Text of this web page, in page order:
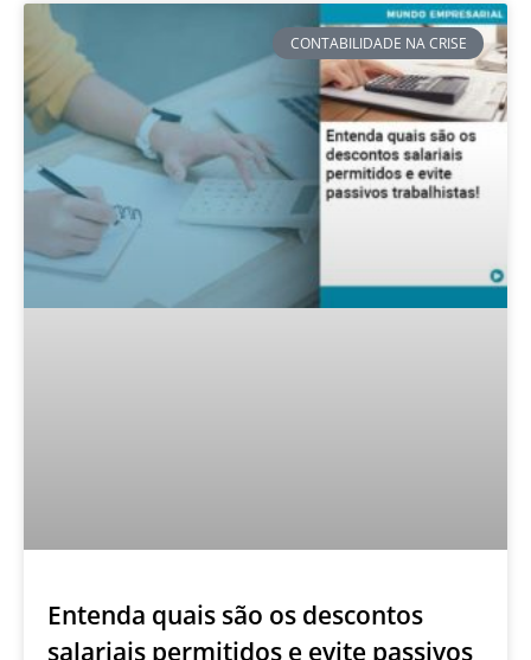
CONTABILIDADE NA CRISE
Entenda quais são os descontos
salariais permitidos e evite passivos